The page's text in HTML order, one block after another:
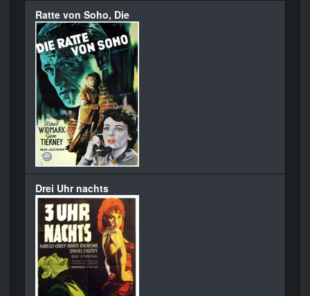
Ratte von Soho, Die
Drei Uhr nachts